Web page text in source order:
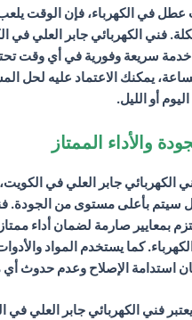
عطل في الكهرباء، فإن الوقت
فني الكهربائي جابر العلي في
خدمة سريعة وفورية في أي وقت
يمكنك الاعتماد عليه لحل
أو الليل.
والأداء الممتاز
الكهربائي جابر العلي في
سيتم بأعلى مستوى من الجودة.
بمعايير صارمة لضمان أداء
كما يستخدم المواد
استدامة الإصلاح وعدم حدوث
فني الكهربائي جابر العلي في